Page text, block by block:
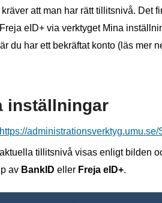
att man har rätt tillitsnivå. Det
eID+ via verktyget Mina
du har ett bekräftat konto (läs mer
inställningar
https://administrationsverktyg.umu.se/
tillitsnivå visas enligt bilden
av BankID eller Freja eID+.